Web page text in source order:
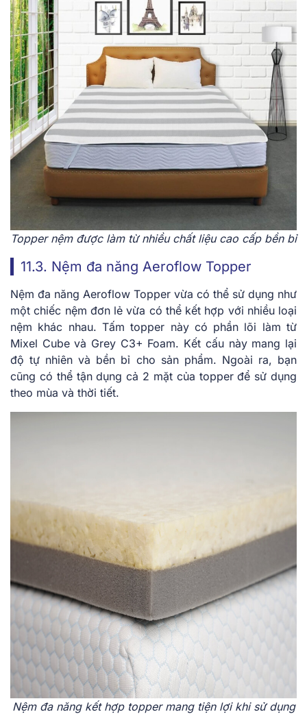
Topper nệm được làm từ nhiều chất liệu cao cấp bền bỉ
11.3. Nệm đa năng Aeroflow Topper
Nệm đa năng Aeroflow Topper vừa có thể sử dụng như
một chiếc nệm đơn lẻ vừa có thể kết hợp với nhiều loại
nệm khác nhau. Tấm topper này có phần lõi làm từ
Mixel Cube và Grey C3+ Foam. Kết cấu này mang lại
độ tự nhiên và bền bỉ cho sản phẩm. Ngoài ra, bạn
cũng có thể tận dụng cả 2 mặt của topper để sử dụng
theo mùa và thời tiết.
Nệm đa năng kết hợp topper mang tiện lợi khi sử dụng